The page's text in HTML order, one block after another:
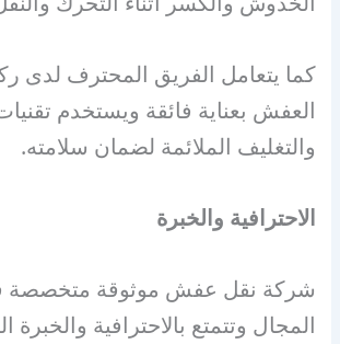
كما يتعامل الفريق المحترف لدى
العفش بعناية فائقة ويستخدم تقنيات
والتغليف الملائمة لضمان سلامته.
الاحترافية والخبرة
شركة نقل عفش موثوقة متخصصة
المجال وتتمتع بالاحترافية والخبرة